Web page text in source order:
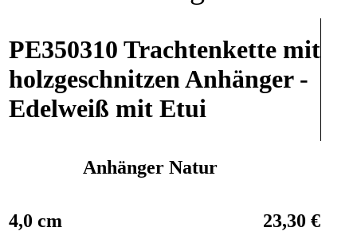
PE350310 Trachtenkette mit
holzgeschnitzen Anhänger -
Edelweiß mit Etui
Anhänger Natur
4,0 cm 23,30 €